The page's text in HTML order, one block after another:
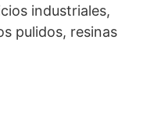
industriales,
pulidos, resinas